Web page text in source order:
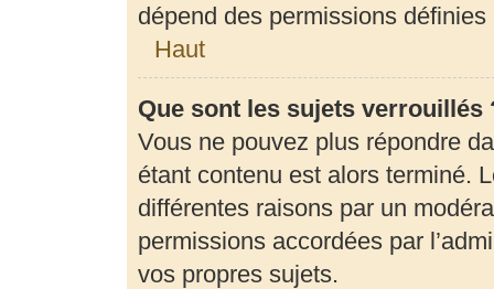
dépend des permissions définies
Haut
Que sont les sujets verrouillés
Vous ne pouvez plus répondre
étant contenu est alors terminé.
différentes raisons par un
permissions accordées par
vos propres sujets.